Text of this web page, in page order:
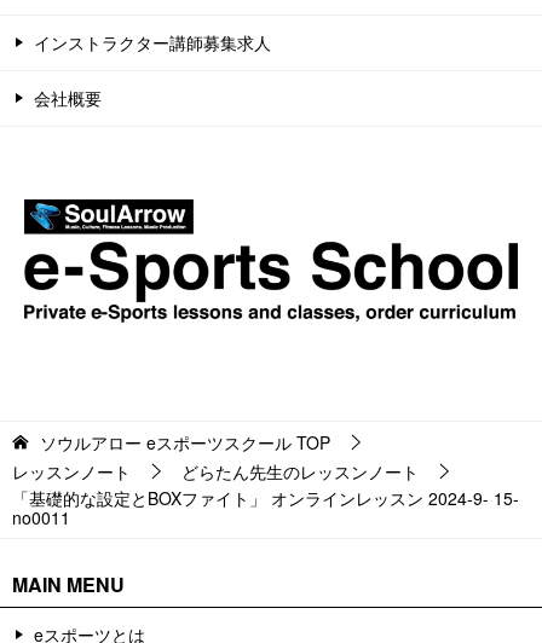
インストラクター講師募集求人
会社概要
ソウルアロー eスポーツスクール TOP
レッスンノート
どらたん先生のレッスンノート
「基礎的な設定とBOXファイト」 オンラインレッスン 2024-9- 15-
no0011
MAIN MENU
eスポーツとは